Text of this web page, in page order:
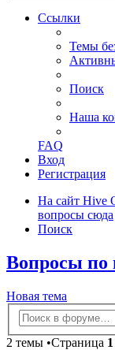
Ссылки
Темы
Поиск
Наша
FAQ
Вход
Регистрация
На сайт Hive
вопросы сюда
Поиск
Вопросы по
Новая тема
2 темы •Страница 1